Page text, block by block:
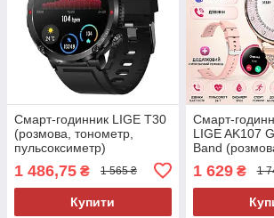
Смарт-годинник LIGE T30
(розмова, тонометр,
пульсоксиметр)
1 486,75 ₴ 1 565 ₴
Купити
Смарт-
LIGE AK107
Band
1 629₴ 1